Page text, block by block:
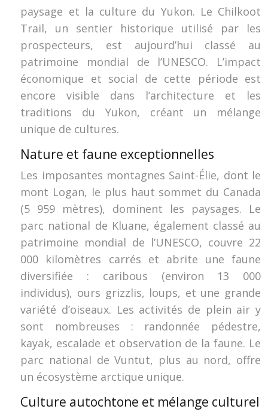
paysage et la culture du Yukon. Le Chilkoot
Trail, un sentier historique utilisé par les
prospecteurs, est aujourd’hui classé au
patrimoine mondial de l’UNESCO. L’impact
économique et social de cette période est
encore visible dans l’architecture et les
traditions du Yukon, créant un mélange
unique de cultures.
Nature et faune exceptionnelles
Les imposantes montagnes Saint-Élie, dont le
mont Logan, le plus haut sommet du Canada
(5 959 mètres), dominent les paysages. Le
parc national de Kluane, également classé au
patrimoine mondial de l’UNESCO, couvre 22
000 kilomètres carrés et abrite une faune
diversifiée : caribous (environ 13 000
individus), ours grizzlis, loups, et une grande
variété d’oiseaux. Les activités de plein air y
sont nombreuses : randonnée pédestre,
kayak, escalade et observation de la faune. Le
parc national de Vuntut, plus au nord, offre
un écosystème arctique unique.
Culture autochtone et mélange culturel